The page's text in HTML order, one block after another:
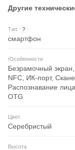
Другие
Тип ?
смартфон
/Особенности
Безрамочный
NFC, ИК-порт,
Распознавание
OTG
Цвет
Серебристый
Высота